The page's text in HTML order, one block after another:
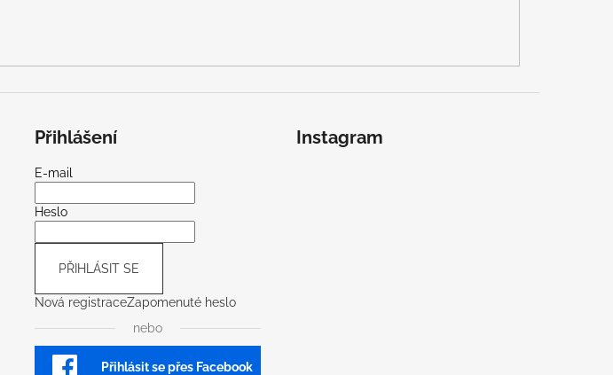
Přihlášení
E-mail
Heslo
PŘIHLÁSIT SE
Nová registraceZapomenuté heslo
nebo
Přihlásit se přes Facebook
Instagram